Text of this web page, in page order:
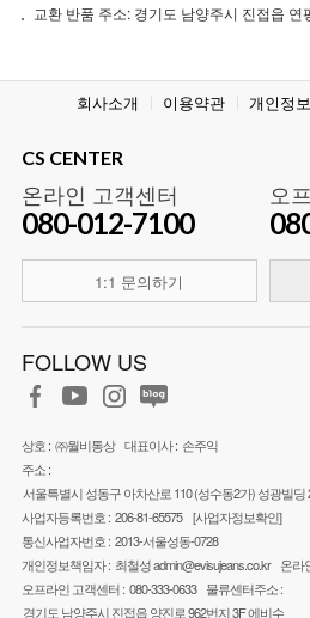
교환 반품 주소: 경기도 남양주시 진접읍
회사소개 이용약관 개인정
CS CENTER
온라인 고객센터
080-012-7100
1:1 문의하기
오
FOLLOW US
상호 : ㈜월비통상 대표이사 : 손주익
주소 :
서울특별시 성동구 아차산로 110 (성수동2가) 성광빌
사업자등록번호 : 206-81-65575 [사업자정보확인]
통신사업자번호 : 2013-서울성동-0728
개인정보책임자 : 최철성admin@evisujeans.co.kr 온라
오프라인 고객센터 : 080-333-0633 물류센터주소 :
경기도 남양주시 진접읍 양진로 962번지 3F 에비수